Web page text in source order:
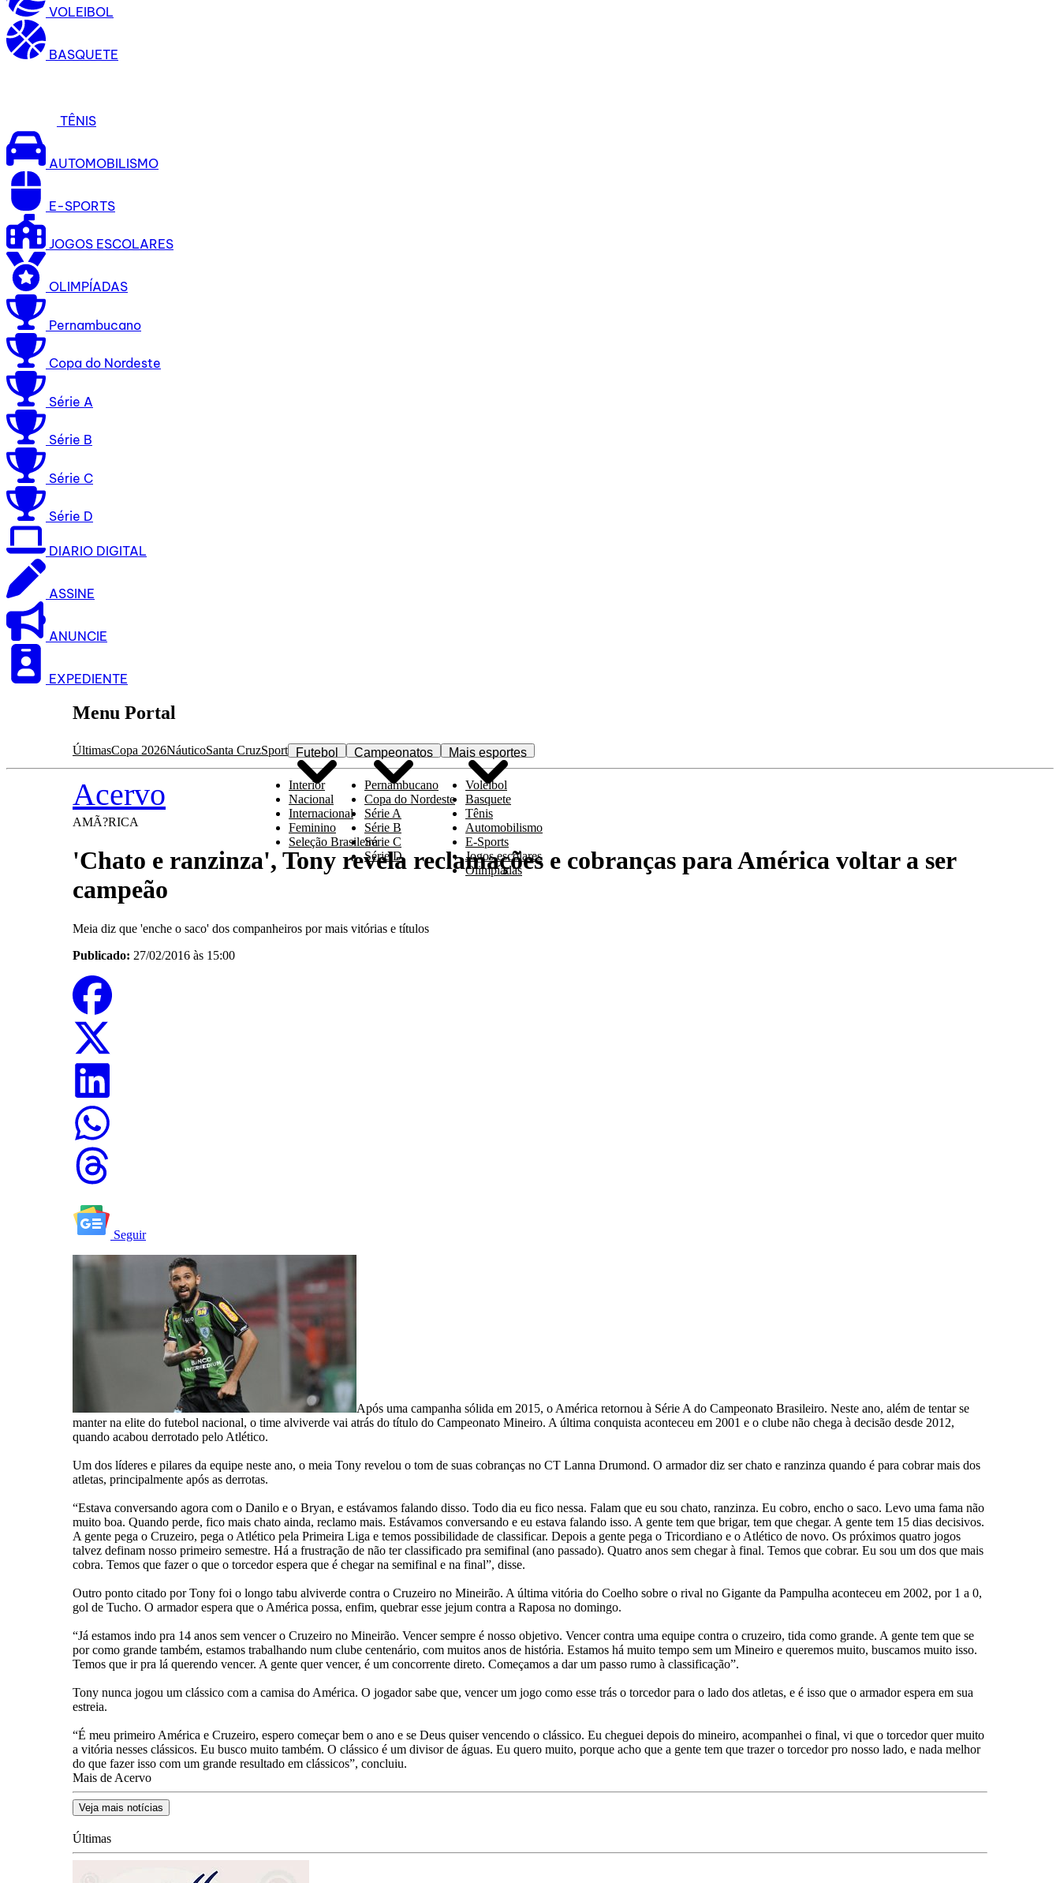
VOLEIBOL
BASQUETE
TÊNIS
AUTOMOBILISMO
E-SPORTS
JOGOS ESCOLARES
OLIMPÍADAS
Pernambucano
Copa do Nordeste
Série A
Série B
Série C
Série D
DIARIO DIGITAL
ASSINE
ANUNCIE
EXPEDIENTE
Menu Portal
ÚltimasCopa 2026NáuticoSanta CruzSport Futebol
Interior
Nacional
Internacional
Feminino
Seleção Brasileira
Campeonatos
Pernambucano
Copa do Nordeste
Série A
Série B
Série C
Série D
Mais esportes
Voleibol
Basquete
Tênis
Automobilismo
E-Sports
Jogos escolares
Olimpíadas
Acervo
AMÃ?RICA
'Chato e ranzinza', Tony revela reclamações e cobranças para América voltar a ser
campeão
Meia diz que 'enche o saco' dos companheiros por mais vitórias e títulos
Publicado: 27/02/2016 às 15:00
Seguir
Após uma campanha sólida em 2015, o América retornou à Série A do Campeonato Brasileiro. Neste ano, além de tentar se
manter na elite do futebol nacional, o time alviverde vai atrás do título do Campeonato Mineiro. A última conquista aconteceu em 2001 e o clube não chega à decisão desde 2012,
quando acabou derrotado pelo Atlético.
Um dos líderes e pilares da equipe neste ano, o meia Tony revelou o tom de suas cobranças no CT Lanna Drumond. O armador diz ser chato e ranzinza quando é para cobrar mais dos
atletas, principalmente após as derrotas.
“Estava conversando agora com o Danilo e o Bryan, e estávamos falando disso. Todo dia eu fico nessa. Falam que eu sou chato, ranzinza. Eu cobro, encho o saco. Levo uma fama não
muito boa. Quando perde, fico mais chato ainda, reclamo mais. Estávamos conversando e eu estava falando isso. A gente tem que brigar, tem que chegar. A gente tem 15 dias decisivos.
A gente pega o Cruzeiro, pega o Atlético pela Primeira Liga e temos possibilidade de classificar. Depois a gente pega o Tricordiano e o Atlético de novo. Os próximos quatro jogos
talvez definam nosso primeiro semestre. Há a frustração de não ter classificado pra semifinal (ano passado). Quatro anos sem chegar à final. Temos que cobrar. Eu sou um dos que mais
cobra. Temos que fazer o que o torcedor espera que é chegar na semifinal e na final”, disse.
Outro ponto citado por Tony foi o longo tabu alviverde contra o Cruzeiro no Mineirão. A última vitória do Coelho sobre o rival no Gigante da Pampulha aconteceu em 2002, por 1 a 0,
gol de Tucho. O armador espera que o América possa, enfim, quebrar esse jejum contra a Raposa no domingo.
“Já estamos indo pra 14 anos sem vencer o Cruzeiro no Mineirão. Vencer sempre é nosso objetivo. Vencer contra uma equipe contra o cruzeiro, tida como grande. A gente tem que se
por como grande também, estamos trabalhando num clube centenário, com muitos anos de história. Estamos há muito tempo sem um Mineiro e queremos muito, buscamos muito isso.
Temos que ir pra lá querendo vencer. A gente quer vencer, é um concorrente direto. Começamos a dar um passo rumo à classificação”.
Tony nunca jogou um clássico com a camisa do América. O jogador sabe que, vencer um jogo como esse trás o torcedor para o lado dos atletas, e é isso que o armador espera em sua
estreia.
“É meu primeiro América e Cruzeiro, espero começar bem o ano e se Deus quiser vencendo o clássico. Eu cheguei depois do mineiro, acompanhei o final, vi que o torcedor quer muito
a vitória nesses clássicos. Eu busco muito também. O clássico é um divisor de águas. Eu quero muito, porque acho que a gente tem que trazer o torcedor pro nosso lado, e nada melhor
do que fazer isso com um grande resultado em clássicos”, concluiu.
Mais de Acervo
Veja mais notícias
Últimas